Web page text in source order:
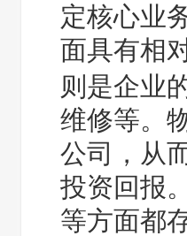
定核心业
面具有相
则是企业
维修等。
公司，从
投资回报
等方面都